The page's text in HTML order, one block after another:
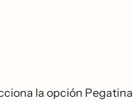
la opción Pegatina